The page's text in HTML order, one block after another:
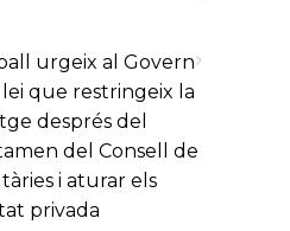
urgeix al Govern
que restringeix la
després del
del Consell de
i aturar els
privada